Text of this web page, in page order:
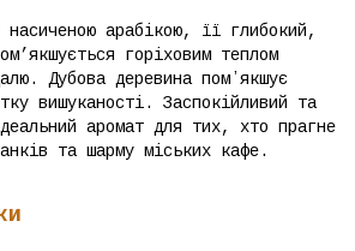
насиченою арабікою, її глибокий,
горіховим теплом
Дубова деревина помʼякшує
вишуканості. Заспокійливий та
аромат для тих, хто прагне
та шарму міських кафе.